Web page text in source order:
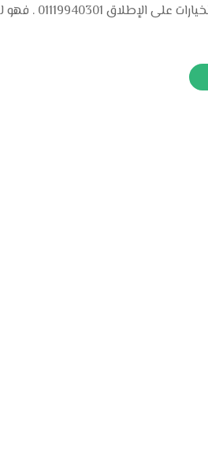
الأداء القوي، والأمان المتكامل، فإن فورد